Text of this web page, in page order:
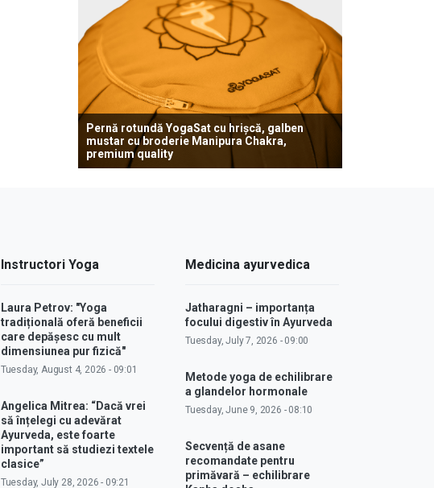
Pernă rotundă YogaSat cu hrișcă, galben
mustar cu broderie Manipura Chakra,
premium quality
Instructori Yoga
Laura Petrov: "Yoga
tradițională oferă beneficii
care depășesc cu mult
dimensiunea pur fizică"
Tuesday, August 4, 2026 - 09:01
Angelica Mitrea: “Dacă vrei
să înțelegi cu adevărat
Ayurveda, este foarte
important să studiezi textele
clasice”
Tuesday, July 28, 2026 - 09:21
Medicina ayurvedica
Jatharagni – importanța
focului digestiv în Ayurveda
Tuesday, July 7, 2026 - 09:00
Metode yoga de echilibrare
a glandelor hormonale
Tuesday, June 9, 2026 - 08:10
Secvență de asane
recomandate pentru
primăvară – echilibrare